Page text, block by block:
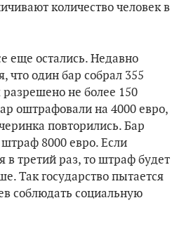
количество человек в
еще остались. Недавно
один бар собрал 355
не более 150
оштрафовали на 4000 евро,
повторились. Бар
8000 евро. Если
в третий раз, то штраф будет
Так государство пытается
соблюдать социальную